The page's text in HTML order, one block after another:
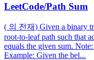
LeetCode/Path Sum
( 의 전재) Given a binary
root-to-leaf path such that
equals the given sum.
Example: Given the bel...